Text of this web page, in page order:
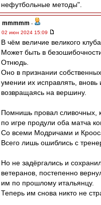
нефутбольные методы".
mmmmm -
02 июн 2024 15:09
В чём величие великого
Может быть в
Отнюдь.
Оно в признании
умении их исправлять, вновь
возвращаясь на вершину.
Помнишь провал сливочных,
по игре продули оба матча
Со всеми Модричами и
Всего лишь ошиблись с
Но не задёргались и
ветеранов, постепенно
им по прошлому итальянцу.
Теперь им снова никто не